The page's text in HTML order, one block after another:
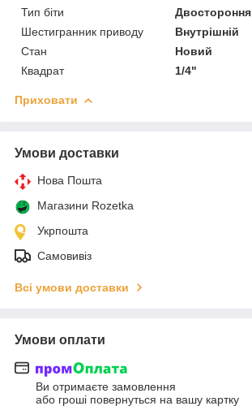
Тип біти
Двостороння
Шестигранник приводу
Внутрішній
Стан
Новий
Квадрат
1/4"
Приховати
Умови доставки
Нова Пошта
Магазини Rozetka
Укрпошта
Самовивіз
Всі умови доставки
Умови оплати
Ви отримаєте замовлення
або гроші повернуться на вашу картку